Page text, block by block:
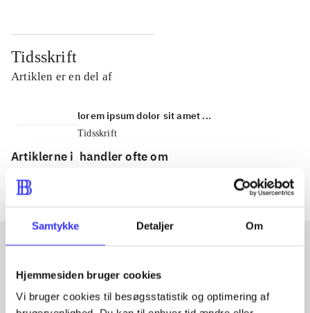
Samtykke Detaljer Om
Hjemmesiden bruger cookies
Vi bruger cookies til besøgsstatistik og optimering af
Tidsskrift
Artiklen er en del af
lorem ipsum dolor sit amet ...
Tidsskrift
Artiklerne i handler ofte om
Artikler med samme emner
Fra